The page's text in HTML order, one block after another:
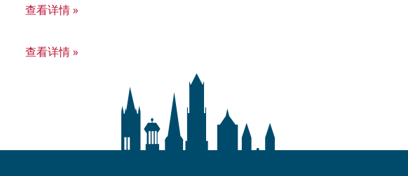
查看详情 »
查看详情 »